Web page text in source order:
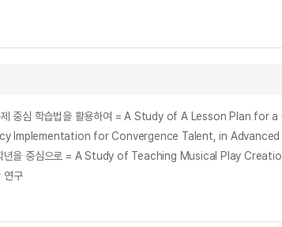
Implementation for Convergence Talent, in
2학년을 중심으로 = A Study of Teaching Musical Play
연구